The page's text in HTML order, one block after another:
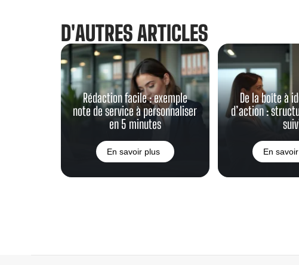
D'AUTRES ARTICLES
Rédaction facile : exemple
note de service à personnaliser
en 5 minutes
En savoir plus
De la boîte à
d’action :
En